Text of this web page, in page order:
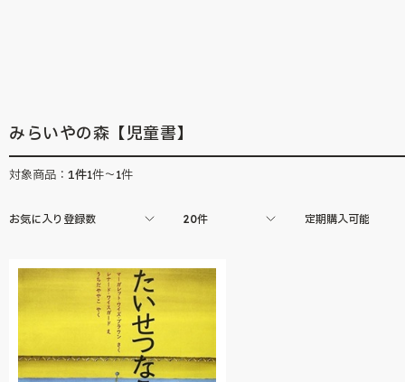
みらいやの森【児童書】
対象商品： 1件1件～1件
お気に入り登録数 20件 定期購入可能